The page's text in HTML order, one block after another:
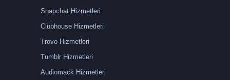
Snapchat Hizmetleri
Clubhouse Hizmetleri
Trovo Hizmetleri
Tumblr Hizmetleri
Audiomack Hizmetleri